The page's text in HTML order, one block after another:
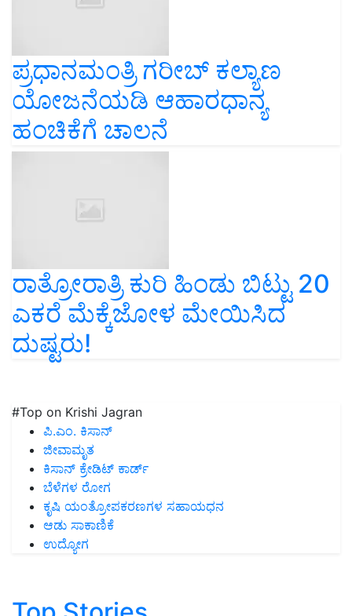
ಪ್ರಧಾನಮಂತ್ರಿ ಗರೀಬ್ ಕಲ್ಯಾಣ
ಯೋಜನೆಯಡಿ ಆಹಾರಧಾನ್ಯ
ಹಂಚಿಕೆಗೆ ಚಾಲನೆ
ರಾತ್ರೋರಾತ್ರಿ ಕುರಿ ಹಿಂಡು ಬಿಟ್ಟು 20
ಎಕರೆ ಮೆಕ್ಕೆಜೋಳ ಮೇಯಿಸಿದ
ದುಷ್ಟರು!
#Top on Krishi Jagran
ಪಿ.ಎಂ. ಕಿಸಾನ್
ಜೀವಾಮೃತ
ಕಿಸಾನ್ ಕ್ರೇಡಿಟ್ ಕಾರ್ಡ್
ಬೆಳೆಗಳ ರೋಗ
ಕೃಷಿ ಯಂತ್ರೋಪಕರಣಗಳ ಸಹಾಯಧನ
ಆಡು ಸಾಕಾಣಿಕೆ
ಉದ್ಯೋಗ